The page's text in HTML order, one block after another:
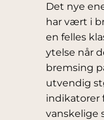
Det nye
har vært i
en felles
ytelse når
bremsing
utvendig
indikatorer
vanskelige